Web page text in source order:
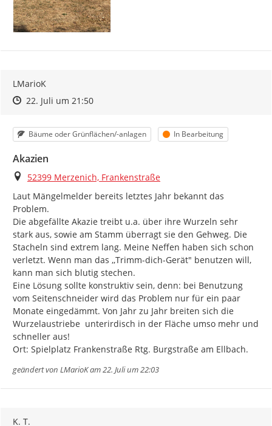
LMarioK
Zeitpunkt des Erstellens
Zeitpunkt des Erstellens
22. Juli um 21:50Zur Äußerung
Kategorie
Bäume oder Grünflächen/-anlagen Status
In Bearbeitung
Akazien
Ort
52399 Merzenich, Frankenstraße
Laut Mängelmelder bereits letztes Jahr bekannt das
Problem.
Die abgefällte Akazie treibt u.a. über ihre Wurzeln sehr
stark aus, sowie am Stamm überragt sie den Gehweg. Die
Stacheln sind extrem lang. Meine Neffen haben sich schon
verletzt. Wenn man das ,,Trimm-dich-Gerät" benutzen will,
kann man sich blutig stechen.
Eine Lösung sollte konstruktiv sein, denn: bei Benutzung
vom Seitenschneider wird das Problem nur für ein paar
Monate eingedämmt. Von Jahr zu Jahr breiten sich die
Wurzelaustriebe  unterirdisch in der Fläche umso mehr und
schneller aus!
Ort: Spielplatz Frankenstraße Rtg. Burgstraße am Ellbach.
geändert von LMarioKam 22. Juli um 22:03
K. T.